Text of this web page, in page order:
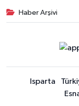
Haber Arşivi
Isparta